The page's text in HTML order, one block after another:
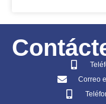
Correo